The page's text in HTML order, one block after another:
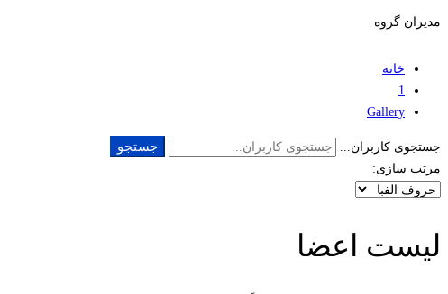
مدیران گروه
خانه
1
Gallery
جستجوی کاربران... جستجو
مرتب سازی:
لیست اعضا